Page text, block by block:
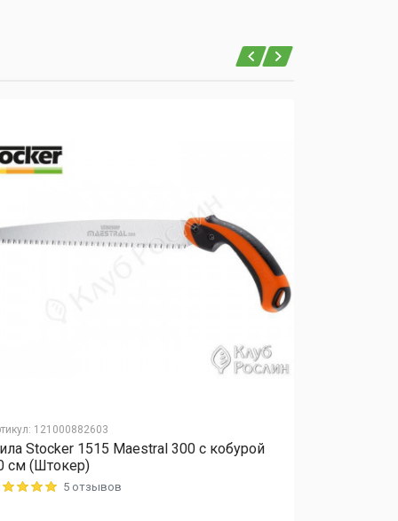
: 121000882603
Stocker 1515 Maestral 300 с кобурой
см (Штокер)
5 out of 55 отзывов